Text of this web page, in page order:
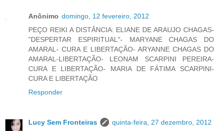
Anônimo domingo, 12 fevereiro, 2012
PEÇO REIKI A DISTÂNCIA: ELIANE DE ARAUJO CHAGAS-
"DESPERTAR ESPIRITUAL"- MARYANE CHAGAS DO
AMARAL- CURA E LIBERTAÇÃO- ARYANNE CHAGAS DO
AMARAL-LIBERTAÇÃO- LEONAM SCARPINI PEREIRA-
CURA E LIBERTAÇÃO- MARIA DE FÁTIMA SCARPINI-
CURA E LIBERTAÇÃO
Responder
Lucy Sem Fronteiras
quinta-feira, 27 dezembro, 2012